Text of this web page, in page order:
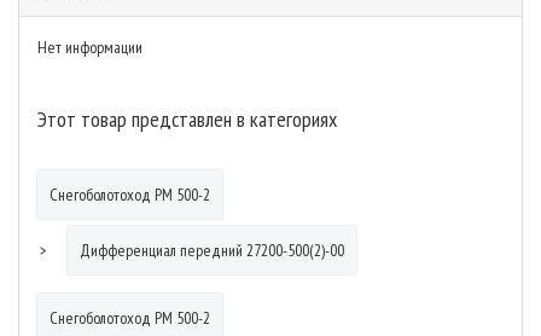
Нет информации
Этот товар представлен в категориях
Снегоболотоход РМ 500-2
Дифференциал передний 27200-500(2)-00
Снегоболотоход РМ 500-2